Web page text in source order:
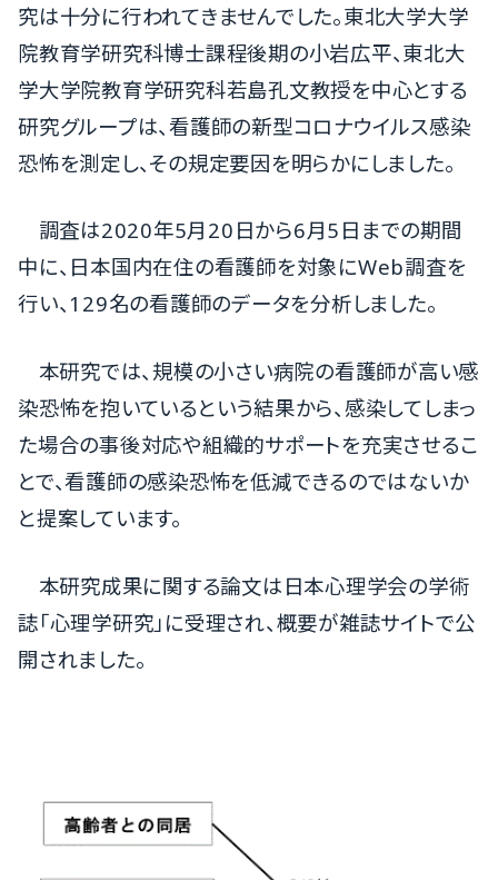
究は十分に行われてきませんでした。東北大学大学
院教育学研究科博士課程後期の小岩広平、東北大
学大学院教育学研究科若島孔文教授を中心とする
研究グループは、看護師の新型コロナウイルス感染
恐怖を測定し、その規定要因を明らかにしました。
調査は2020年5月20日から6月5日までの期間
中に、日本国内在住の看護師を対象にWeb調査を
行い、129名の看護師のデータを分析しました。
本研究では、規模の小さい病院の看護師が高い感
染恐怖を抱いているという結果から、感染してしまっ
た場合の事後対応や組織的サポートを充実させるこ
とで、看護師の感染恐怖を低減できるのではないか
と提案しています。
本研究成果に関する論文は日本心理学会の学術
誌「心理学研究」に受理され、概要が雑誌サイトで公
開されました。